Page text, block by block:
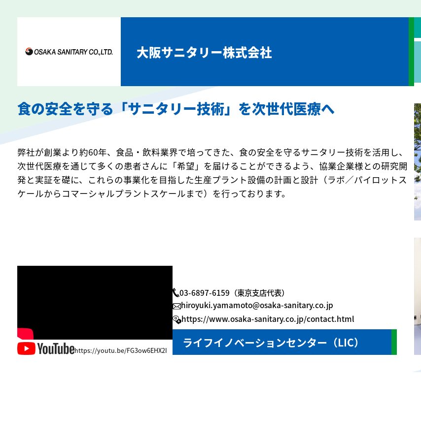
大阪サニタリー株式会社
食の安全を守る「サニタリー技術」を次世代医療へ
弊社が創業より約60年、食品・飲料業界で培ってきた、食の安全を守るサニタリー技術を活用し、
次世代医療を通じて多くの患者さんに「希望」を届けることができるよう、協業企業様との研究開
発と実証を礎に、これらの事業化を目指した生産プラント設備の計画と設計（ラボ／パイロットス
ケールからコマーシャルプラントスケールまで）を行っております。
https://youtu.be/FG3ow6EHX2I
03-6897-6159（東京支店代表）
hiroyuki.yamamoto@osaka-sanitary.co.jp
https://www.osaka-sanitary.co.jp/contact.html
ライフイノベーションセンター（LIC）